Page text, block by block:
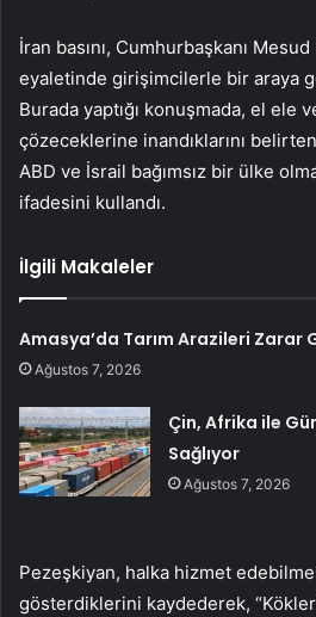
İran basını, Cumhurbaşkanı
eyaletinde girişimcilerle bir araya
Burada yaptığı konuşmada, el ele
çözeceklerine inandıklarını
ABD ve İsrail bağımsız bir ülke
ifadesini kullandı.
İlgili Makaleler
Amasya’da Tarım Arazileri Zarar
Ağustos 7, 2026
Çin, Afrika ile
Sağlıyor
Ağustos 7, 2026
Pezeşkiyan, halka hizmet
gösterdiklerini kaydederek,